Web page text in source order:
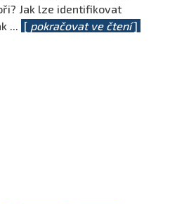
Jak lze identifikovat
... [ pokračovat ve čtení]